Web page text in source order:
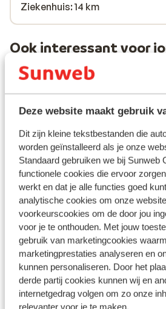
Deze website maakt gebruik
Dit zijn kleine tekstbestanden die
worden geïnstalleerd als je onze
Standaard gebruiken we bij Sunweb
functionele cookies die ervoor
werkt en dat je alle functies goed
analytische cookies om onze
voorkeurscookies om de door jou
voor je te onthouden. Met jouw
gebruik van marketingcookies
marketingprestaties analyseren en
kunnen personaliseren. Door het
derde partij cookies kunnen wij en
internetgedrag volgen om zo onze
Ziekenhuis: 14 km
Ook interessant voor
8.6
Hotel Doryssa Lithos
Pythagorion Samos Griekenland
Includief uitgebreid
Zwembad met een prachtig